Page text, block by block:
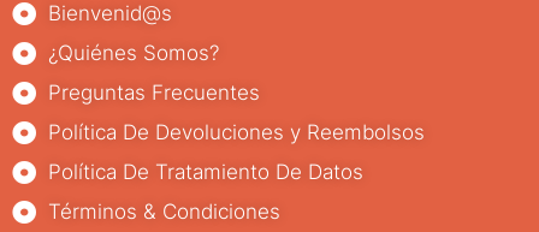
Bienvenid@s
¿Quiénes Somos?
Preguntas Frecuentes
Política De Devoluciones y Reembolsos
Política De Tratamiento De Datos
Términos & Condiciones